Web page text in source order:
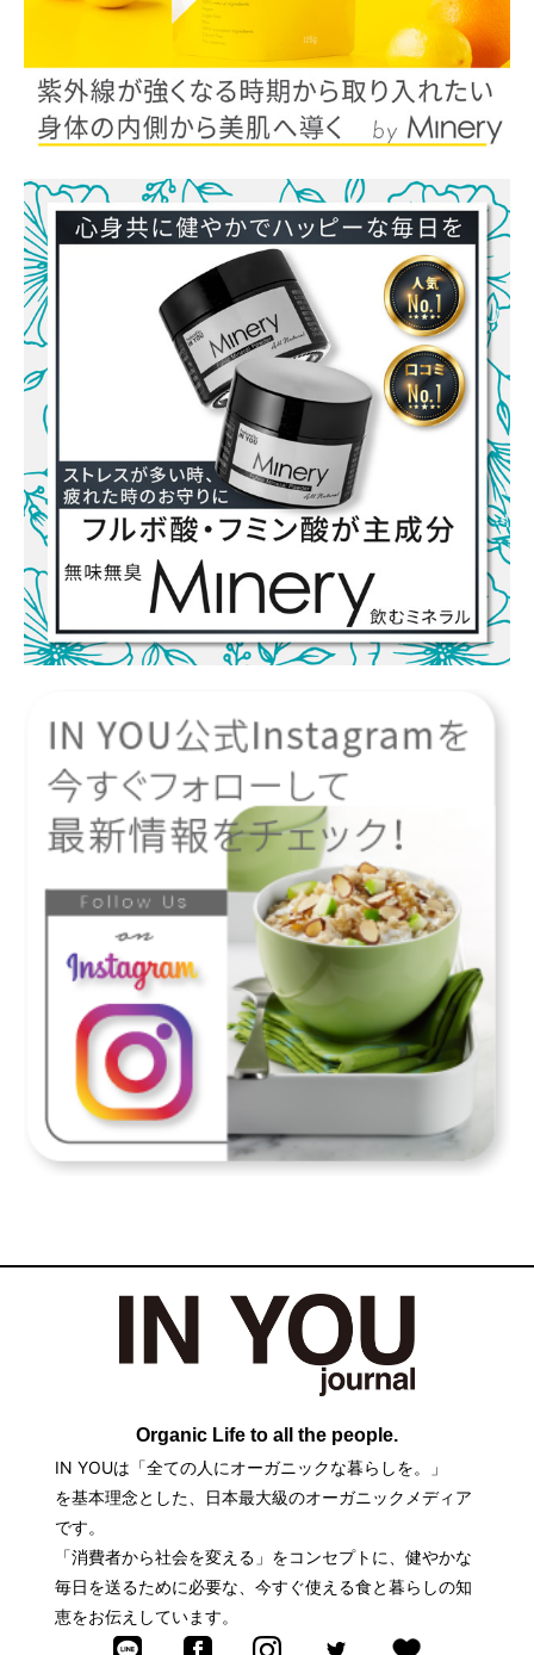
Organic Life to all the people.
IN YOUは「全ての人にオーガニックな暮らしを。」
を基本理念とした、日本最大級のオーガニックメディア
です。
「消費者から社会を変える」をコンセプトに、健やかな
毎日を送るために必要な、今すぐ使える食と暮らしの知
恵をお伝えしています。